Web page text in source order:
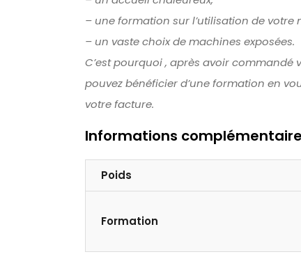
– une formation sur l’utilisation de votre
– un vaste choix de machines exposées.
C’est pourquoi , après avoir
pouvez bénéficier d’une formation en
votre facture.
Informations
Poids
Formation